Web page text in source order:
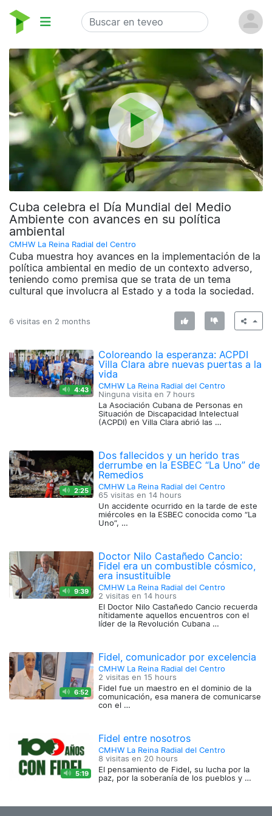
Cuba celebra el Día Mundial del Medio
Ambiente con avances en su política
ambiental
CMHW La Reina Radial del Centro
Cuba muestra hoy avances en la implementación de la
política ambiental en medio de un contexto adverso,
teniendo como premisa que se trata de un tema
cultural que involucra al Estado y a toda la sociedad.
6 visitas en 2 months
4:43
Coloreando la esperanza: ACPDI
Villa Clara abre nuevas puertas a la
vida
CMHW La Reina Radial del Centro
Ninguna visita en7 hours
La Asociación Cubana de Personas en
Situación de Discapacidad Intelectual
(ACPDI) en Villa Clara abrió las …
2:25
Dos fallecidos y un herido tras
derrumbe en la ESBEC “La Uno” de
Remedios
CMHW La Reina Radial del Centro
65 visitas en 14 hours
Un accidente ocurrido en la tarde de este
miércoles en la ESBEC conocida como “La
Uno”, …
9:39
Doctor Nilo Castañedo Cancio:
Fidel era un combustible cósmico,
era insustituible
CMHW La Reina Radial del Centro
2 visitas en 14 hours
El Doctor Nilo Castañedo Cancio recuerda
nítidamente aquellos encuentros con el
líder de la Revolución Cubana …
6:52
Fidel, comunicador por excelencia
CMHW La Reina Radial del Centro
2 visitas en 15 hours
Fidel fue un maestro en el dominio de la
comunicación, esa manera de comunicarse
con el …
5:19
Fidel entre nosotros
CMHW La Reina Radial del Centro
8 visitas en 20 hours
El pensamiento de Fidel, su lucha por la
paz, por la soberanía de los pueblos y …